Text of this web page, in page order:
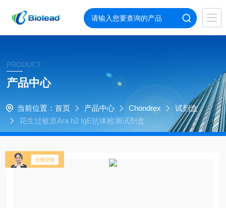
PRODUCT
产品中心
当前位置： 首页 产品中心 Chondrex
试剂盒
花生过敏原Ara h2 IgE抗体检测试剂盒